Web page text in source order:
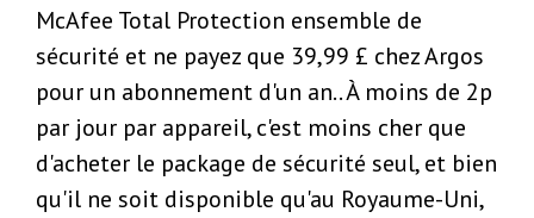
McAfee Total Protection ensemble de
sécurité et ne payez que 39,99 £ chez Argos
pour un abonnement d'un an.. À moins de 2p
par jour par appareil, c'est moins cher que
d'acheter le package de sécurité seul, et bien
qu'il ne soit disponible qu'au Royaume-Uni,